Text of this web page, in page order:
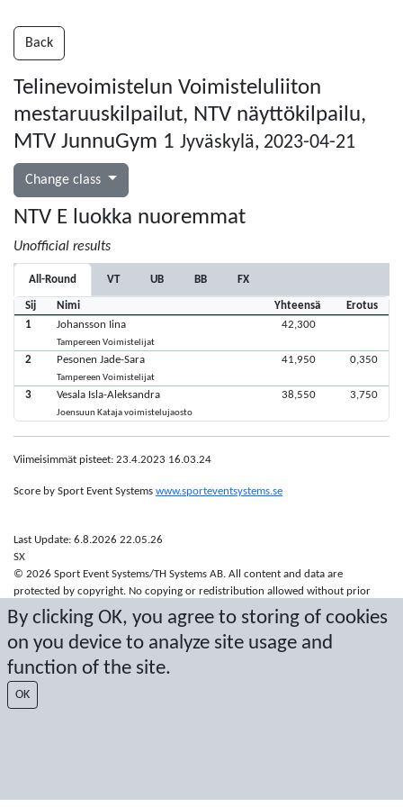
By clicking OK, you agree to storing of cookies
on you device to analyze site usage and
function of the site.
OK
Back
Telinevoimistelun Voimisteluliiton
mestaruuskilpailut, NTV näyttökilpailu,
MTV JunnuGym 1 Jyväskylä, 2023-04-21
Change class
NTV E luokka nuoremmat
Unofficial results
All-Round VT UB BB FX
Sij Nimi Yhteensä
Erotus
1
Johansson Iina
Tampereen Voimistelijat
42,300
2 Pesonen Jade-Sara
Tampereen Voimistelijat
41,950 0,350
3 Vesala Isla-Aleksandra
Joensuun Kataja voimistelujaosto
38,550 3,750
Viimeisimmät pisteet: 23.4.2023 16.03.24
Score by Sport Event Systems www.sporteventsystems.se
Last Update: 6.8.2026 22.05.26
SX
© 2026 Sport Event Systems/TH Systems AB. All content and data are
protected by copyright. No copying or redistribution allowed without prior
written permission.